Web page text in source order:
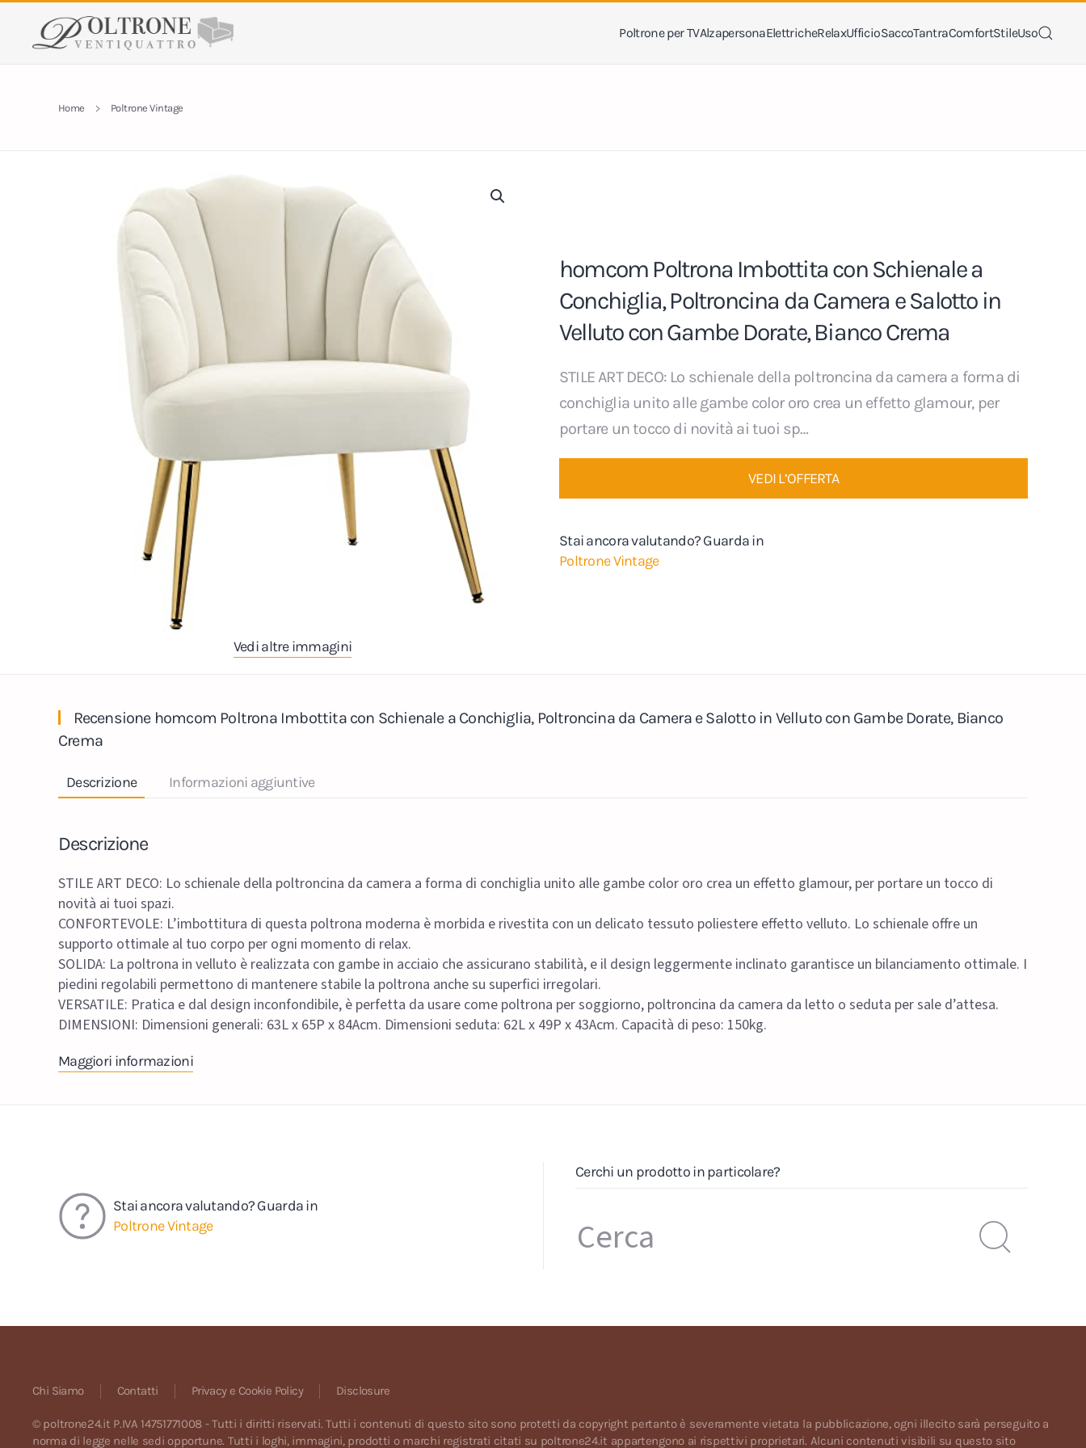
Skip to main content
Poltrone per TVAlzapersonaElettricheRelaxUfficioSaccoTantraComfortStileUso
Home Poltrone Vintage
Vedi altre immagini
homcom Poltrona Imbottita con Schienale a
Conchiglia, Poltroncina da Camera e Salotto in
Velluto con Gambe Dorate, Bianco Crema
STILE ART DECO: Lo schienale della poltroncina da camera a forma di
conchiglia unito alle gambe color oro crea un effetto glamour, per
portare un tocco di novità ai tuoi sp…
VEDI L’OFFERTA
Stai ancora valutando? Guarda in
Poltrone Vintage
Recensione homcom Poltrona Imbottita con Schienale a Conchiglia, Poltroncina da Camera e Salotto in Velluto con Gambe Dorate, Bianco
Crema
Descrizione Informazioni aggiuntive
Descrizione
STILE ART DECO: Lo schienale della poltroncina da camera a forma di conchiglia unito alle gambe color oro crea un effetto glamour, per portare un tocco di
novità ai tuoi spazi.
CONFORTEVOLE: L’imbottitura di questa poltrona moderna è morbida e rivestita con un delicato tessuto poliestere effetto velluto. Lo schienale offre un
supporto ottimale al tuo corpo per ogni momento di relax.
SOLIDA: La poltrona in velluto è realizzata con gambe in acciaio che assicurano stabilità, e il design leggermente inclinato garantisce un bilanciamento ottimale. I
piedini regolabili permettono di mantenere stabile la poltrona anche su superfici irregolari.
VERSATILE: Pratica e dal design inconfondibile, è perfetta da usare come poltrona per soggiorno, poltroncina da camera da letto o seduta per sale d’attesa.
DIMENSIONI: Dimensioni generali: 63L x 65P x 84Acm. Dimensioni seduta: 62L x 49P x 43Acm. Capacità di peso: 150kg.
Maggiori informazioni
Stai ancora valutando? Guarda in
Poltrone Vintage
Cerchi un prodotto in particolare?
Chi Siamo Contatti Privacy e Cookie Policy Disclosure
© poltrone24.it P.IVA 14751771008 - Tutti i diritti riservati. Tutti i contenuti di questo sito sono protetti da copyright pertanto è severamente vietata la pubblicazione, ogni illecito sarà perseguito a
norma di legge nelle sedi opportune. Tutti i loghi, immagini, prodotti o marchi registrati citati su poltrone24.it appartengono ai rispettivi proprietari. Alcuni contenuti visibili su questo sito